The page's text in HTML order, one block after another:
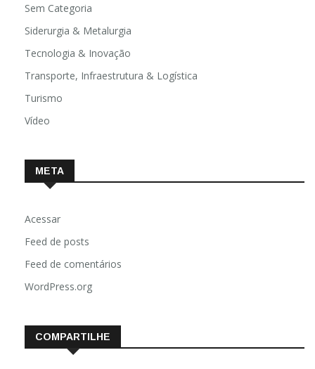
Sem Categoria
Siderurgia & Metalurgia
Tecnologia & Inovação
Transporte, Infraestrutura & Logística
Turismo
Vídeo
META
Acessar
Feed de posts
Feed de comentários
WordPress.org
COMPARTILHE